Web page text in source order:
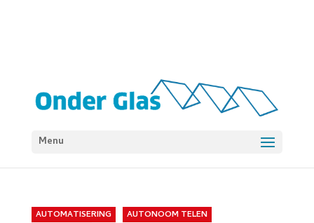
Menu
AUTOMATISERING
AUTONOOM TELEN